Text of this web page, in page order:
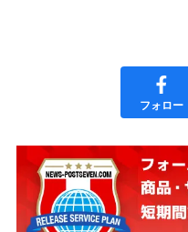
フォロー